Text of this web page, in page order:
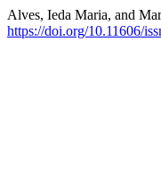
Alves, Ieda Maria, and
https://doi.org/10.11606/